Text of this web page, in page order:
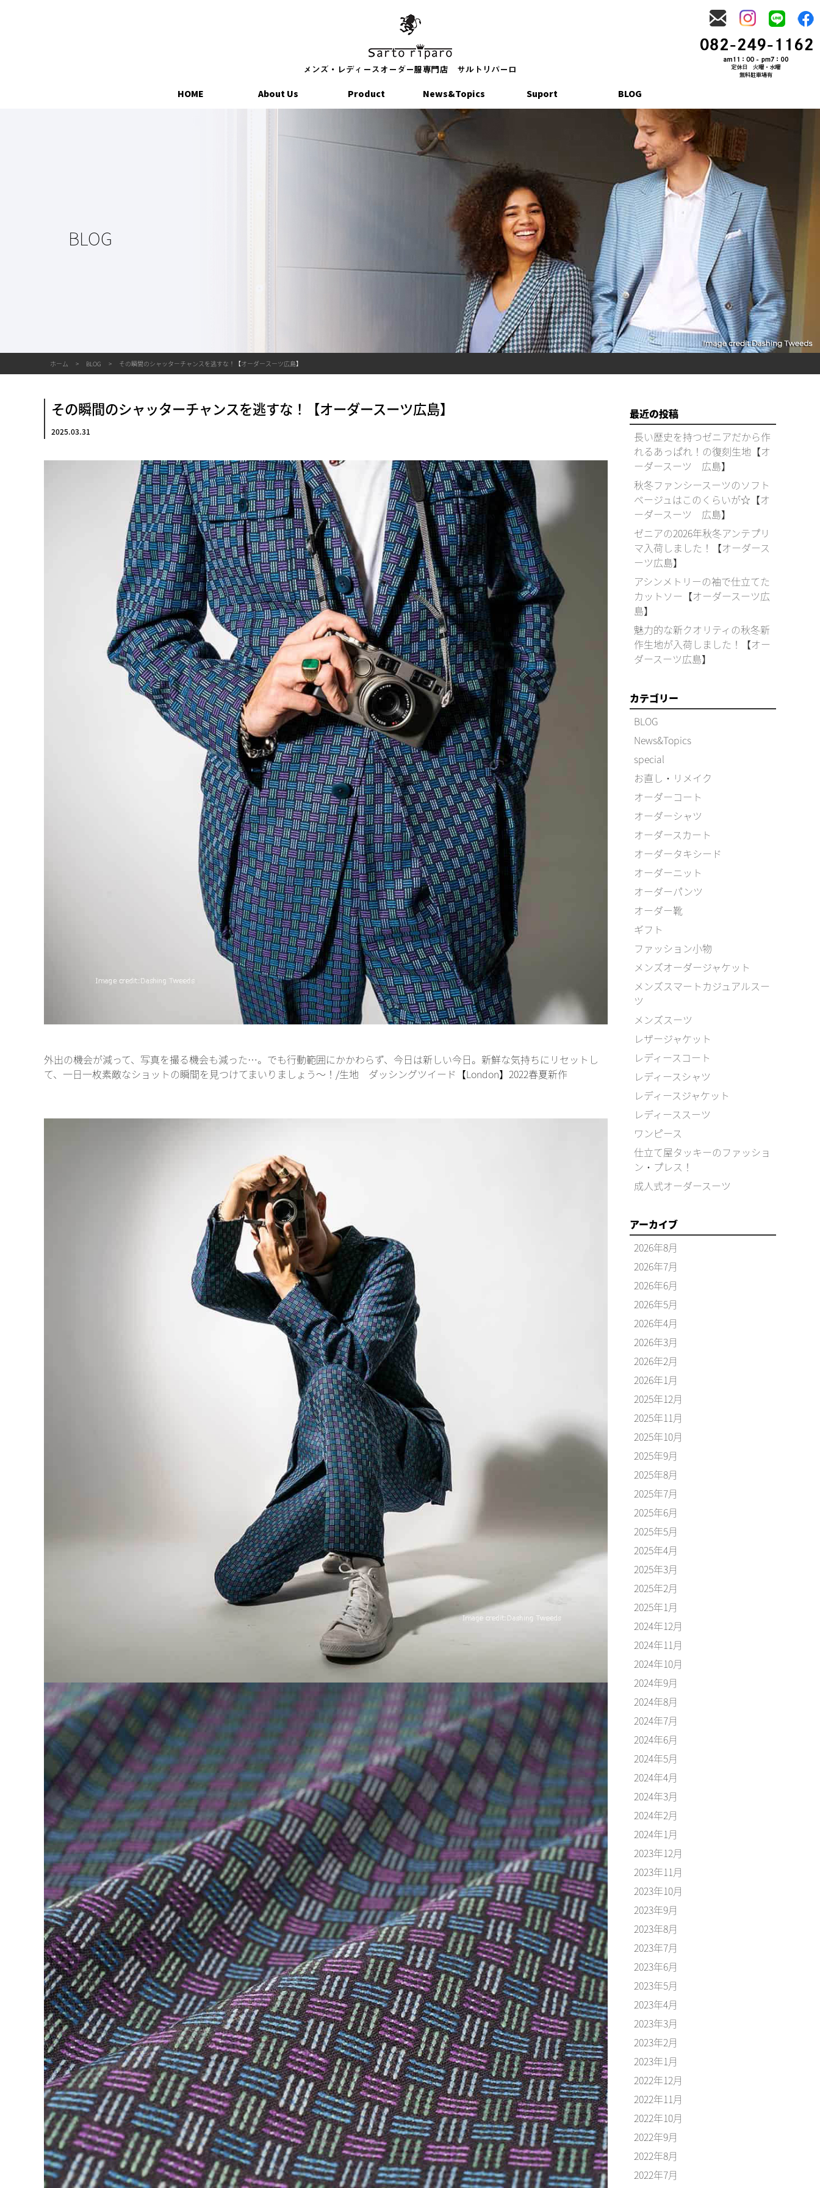
HOME About Us Product News&Topics Suport BLOG
BLOG
ホーム BLOG その瞬間のシャッターチャンスを逃すな！【オーダースーツ広島】
その瞬間のシャッターチャンスを逃すな！【オーダースーツ広島】
2025.03.31
外出の機会が減って、写真を撮る機会も減った…。でも行動範囲にかかわらず、今日は新しい今日。新鮮な気持ちにリセットし
て、一日一枚素敵なショットの瞬間を見つけてまいりましょう～！/生地 ダッシングツイード【London】2022春夏新作
最近の投稿
長い歴史を持つゼニアだから作
れるあっぱれ！の復刻生地【オ
ーダースーツ 広島】
秋冬ファンシースーツのソフト
ベージュはこのくらいが☆【オ
ーダースーツ 広島】
ゼニアの2026年秋冬アンテプリ
マ入荷しました！【オーダース
ーツ広島】
アシンメトリーの袖で仕立てた
カットソー【オーダースーツ広
島】
魅力的な新クオリティの秋冬新
作生地が入荷しました！【オー
ダースーツ広島】
カテゴリー
BLOG
News&Topics
special
お直し・リメイク
オーダーコート
オーダーシャツ
オーダースカート
オーダータキシード
オーダーニット
オーダーパンツ
オーダー靴
ギフト
ファッション小物
メンズオーダージャケット
メンズスマートカジュアルスー
ツ
メンズスーツ
レザージャケット
レディースコート
レディースシャツ
レディースジャケット
レディーススーツ
ワンピース
仕立て屋タッキーのファッショ
ン・プレス！
成人式オーダースーツ
アーカイブ
2026年8月
2026年7月
2026年6月
2026年5月
2026年4月
2026年3月
2026年2月
2026年1月
2025年12月
2025年11月
2025年10月
2025年9月
2025年8月
2025年7月
2025年6月
2025年5月
2025年4月
2025年3月
2025年2月
2025年1月
2024年12月
2024年11月
2024年10月
2024年9月
2024年8月
2024年7月
2024年6月
2024年5月
2024年4月
2024年3月
2024年2月
2024年1月
2023年12月
2023年11月
2023年10月
2023年9月
2023年8月
2023年7月
2023年6月
2023年5月
2023年4月
2023年3月
2023年2月
2023年1月
2022年12月
2022年11月
2022年10月
2022年9月
2022年8月
2022年7月